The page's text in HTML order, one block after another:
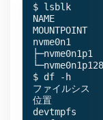
$ lsblk
NAME
MOUNTPOINT
nvme0n1
$ df -h
ファイルシス
位置
devtmpfs